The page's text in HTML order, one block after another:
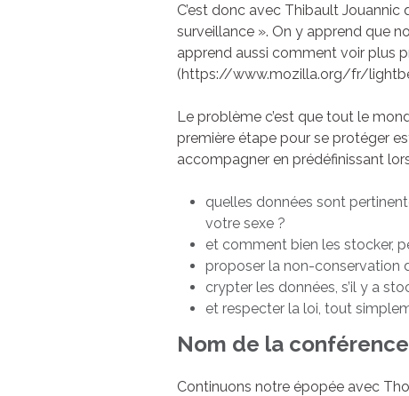
C’est donc avec Thibault Jouannic
surveillance ». On y apprend que
apprend aussi comment voir plus
(https://www.mozilla.org/fr/
Le problème c’est que tout le
première étape pour se protéger
accompagner en prédéfinissant
quelles données sont
votre sexe ?
et comment bien les stocker,
proposer la non-conservation
crypter les données, s’il y a
et respecter la loi, tout
Nom de la
Continuons notre épopée avec